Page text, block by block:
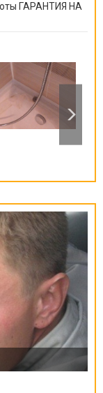
ГАРАНТИЯ НА